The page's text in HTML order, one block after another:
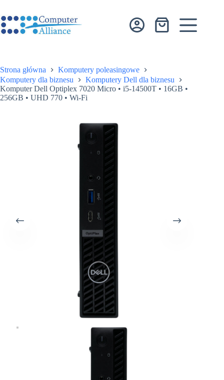
treści
Koszyk
Strona główna
Komputery poleasingowe
Komputery dla biznesu
Komputery Dell dla biznesu
Komputer Dell Optiplex 7020 Micro • i5-14500T • 16GB •
256GB • UHD 770 • Wi-Fi